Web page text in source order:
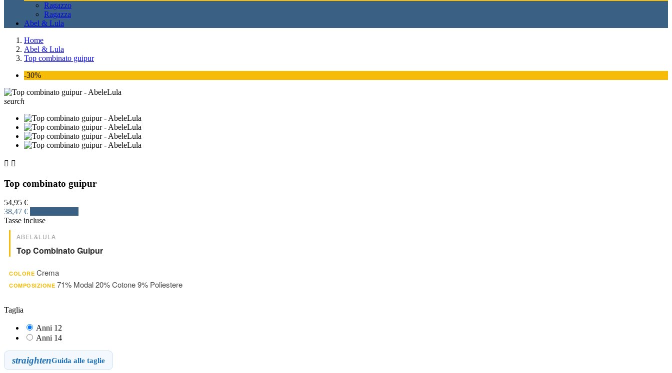
Ragazzo
Ragazza
Abel & Lula
Home
Abel & Lula
Top combinato guipur
-30%
search
 
Top combinato guipur
54,95 €
38,47 €
Tasse incluse
ABEL&LULA
Top Combinato Guipur
COLORE Crema
COMPOSIZIONE 71% Modal 20% Cotone 9% Poliestere
Taglia
Anni 12
Anni 14
straightenGuida alle taglie